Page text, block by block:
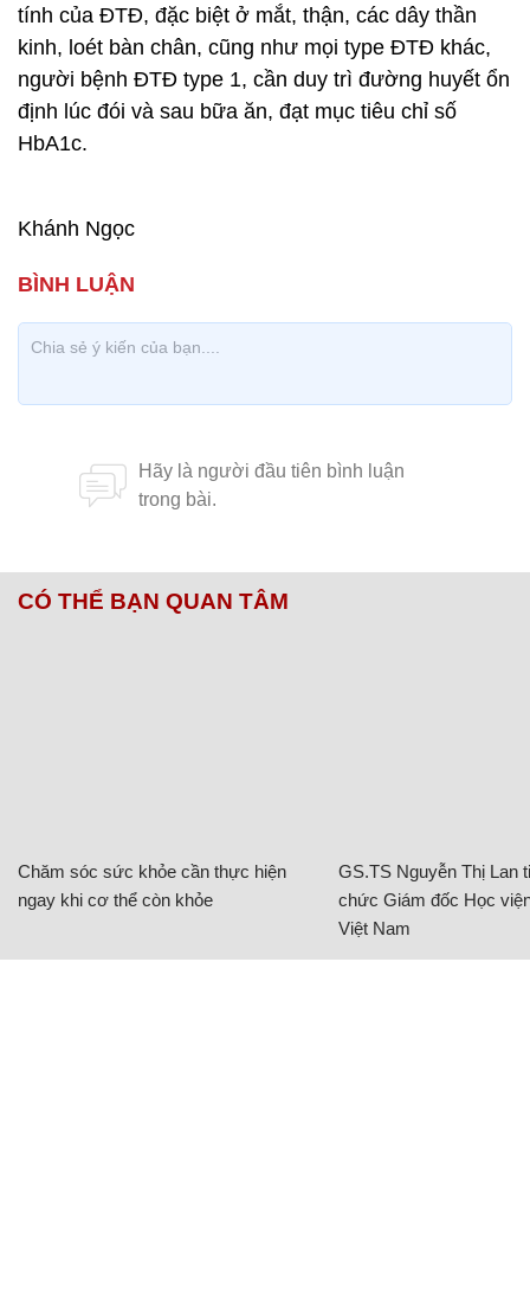
tính của ĐTĐ, đặc biệt ở mắt, thận, các dây thần
kinh, loét bàn chân, cũng như mọi type ĐTĐ khác,
người bệnh ĐTĐ type 1, cần duy trì đường huyết ổn
định lúc đói và sau bữa ăn, đạt mục tiêu chỉ số
HbA1c.
Khánh Ngọc
CÓ THỂ BẠN QUAN TÂM
Chăm sóc sức khỏe cần thực hiện
ngay khi cơ thể còn khỏe
GS.TS Nguyễn Thị Lan
chức Giám đốc Học
Việt Nam